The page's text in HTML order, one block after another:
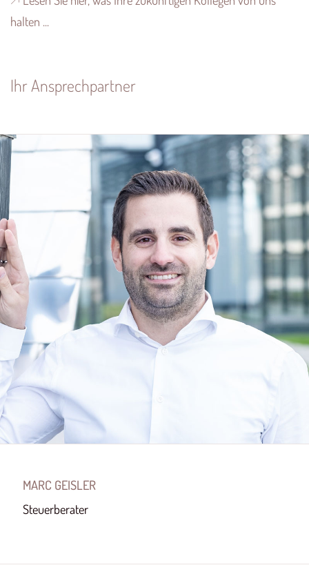
halten ...
Ihr Ansprechpartner
MARC GEISLER
Steuerberater